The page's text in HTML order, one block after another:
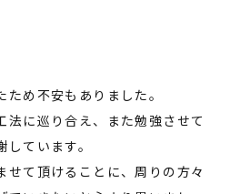
め不安もありました。
法に巡り合え、また勉強させて
ています。
せて頂けることに、周りの方々